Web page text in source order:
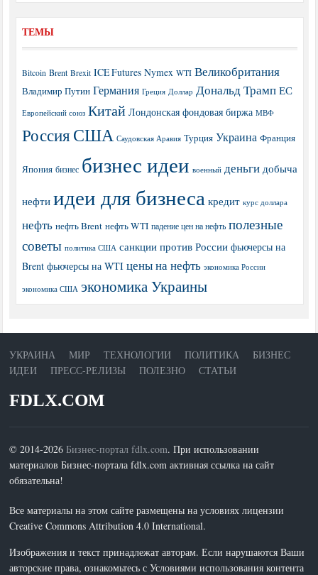
ТЕМЫ
Bitcoin Brent Brexit ICE Futures Nymex WTI Великобритания
Владимир Путин Германия Греция Доллар Дональд Трамп ЕС
Европейский союз Китай Лондонская фондовая биржа МВФ
РоссияСША Саудовская Аравия Турция Украина Франция
Япония бизнес бизнес идеи военный деньги добыча
нефти идеи для бизнеса кредит курс доллара
нефть нефть Brent нефть WTI падение цен на нефть полезные
советы политика США санкции против России фьючерсы на
Brent фьючерсы на WTI цены на нефть экономика России
экономика США экономика Украины
УКРАИНА МИР ТЕХНОЛОГИИ ПОЛИТИКА
БИЗНЕС
ИДЕИ
ПРЕСС-РЕЛИЗЫ ПОЛЕЗНО СТАТЬИ
FDLX.COM
© 2014-2026 Бизнес-портал fdlx.com. При использовании
материалов Бизнес-портала fdlx.com активная ссылка на сайт
обязательна!
Все материалы на этом сайте размещены на условиях лицензии
Creative Commons Attribution 4.0 International.
Изображения и текст принадлежат авторам. Если нарушаются Ваши
авторские права, ознакомьтесь с Условиями использования контента